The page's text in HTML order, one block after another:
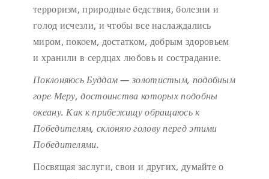
терроризм, природные бедствия, болезни и
голод исчезли, и чтобы все наслаждались
миром, покоем, достатком, добрым здоровьем
и хранили в сердцах любовь и сострадание.
Поклоняюсь Буддам — золотистым, подобным
горе Меру, достоинства которых подобны
океану. Как к прибежищу обращаюсь к
Победителям, склоняю голову перед этими
Победителями.
Посвящая заслуги, свои и других, думайте о